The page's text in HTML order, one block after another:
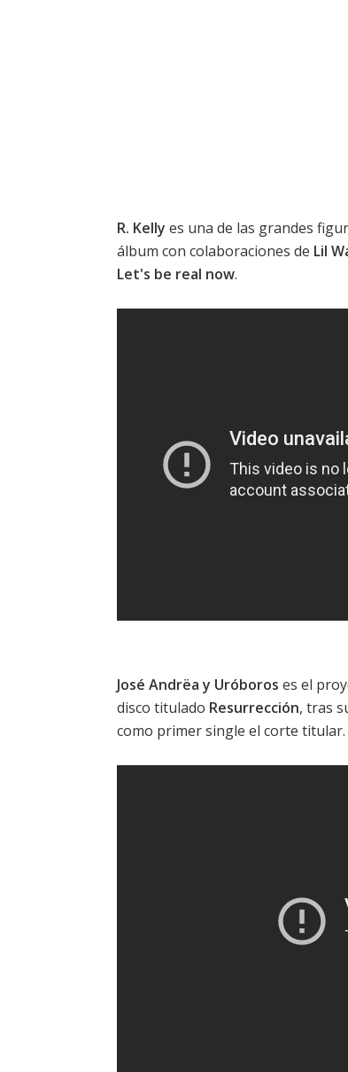
R. Kelly es una de las grandes
álbum con colaboraciones de Lil
Let's be real now.
José Andrëa y Uróboros es el
disco titulado Resurrección, tras
como primer single el corte titular.